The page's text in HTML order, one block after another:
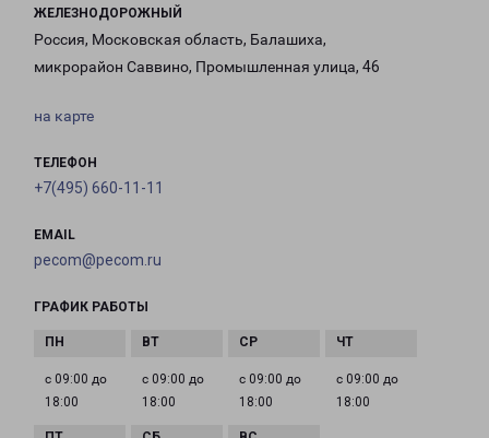
ЖЕЛЕЗНОДОРОЖНЫЙ
Россия, Московская область, Балашиха,
микрорайон Саввино, Промышленная улица, 46
на карте
ТЕЛЕФОН
+7(495) 660-11-11
EMAIL
pecom@pecom.ru
ГРАФИК РАБОТЫ
с 09:00 до
18:00
с 09:00 до
18:00
с 09:00 до
18:00
с 09:00 до
18:00